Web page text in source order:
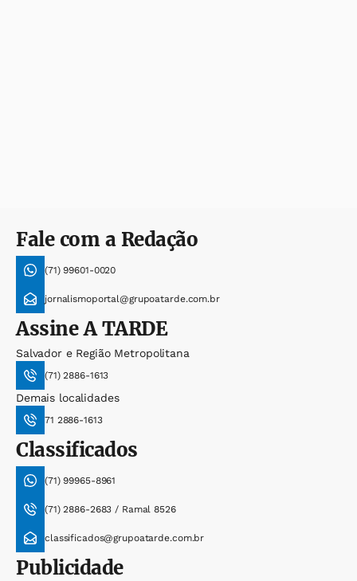
Fale com a Redação
(71) 99601-0020
jornalismoportal@grupoatarde.com.br
AssineA TARDE
Salvador e Região Metropolitana
(71) 2886-1613
Demais localidades
71 2886-1613
Classificados
(71) 99965-8961
(71) 2886-2683 / Ramal 8526
classificados@grupoatarde.com.br
Publicidade